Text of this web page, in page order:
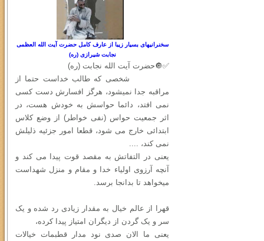
سخنرانیهای بسیار زیبا از عارف کامل حضرت آیت الله العظمی
نجابت شیرازی (ره)
✅🔘حضرت آیت الله نجابت (ره)
شخصی که طالب خداست حتما از
مراقبه جدا نمیشود، هرگز افسارش دست کسی
نمی افتد، دائما حواسش به خودش هست، در
اثر جمعیت حواس (نفی خواطر) از وضع کلاس
ابتدائی خارج می شود، قطعا امور جزئیه ذلیلش
نمی کند، ....
یعنی در التفاتش به مقصد قوت پیدا می کند و
آنچه آرزوی اولیاء خدا و مقام و منزل شهداست
میخواهد تا بدانجا برسد.
قهرا از عالم خیال به مقدار زیادی رد شده و یک
سر و یک گردن از دیگران امتیاز پیدا کرده،
یعنی ما الان صدی نود مدار قطبمات خیالات